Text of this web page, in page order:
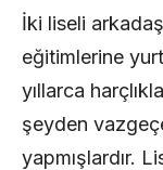
İki liseli
eğitimlerine
yıllarca
şeyden
yapmışlardır.